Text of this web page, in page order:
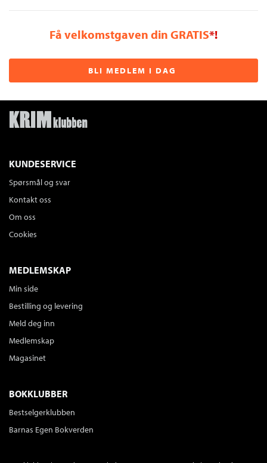
Få velkomstgaven din GRATIS*!
BLI MEDLEM I DAG
KUNDESERVICE
Spørsmål og svar
Kontakt oss
Om oss
Cookies
MEDLEMSKAP
Min side
Bestilling og levering
Meld deg inn
Medlemskap
Magasinet
BOKKLUBBER
Bestselgerklubben
Barnas Egen Bokverden